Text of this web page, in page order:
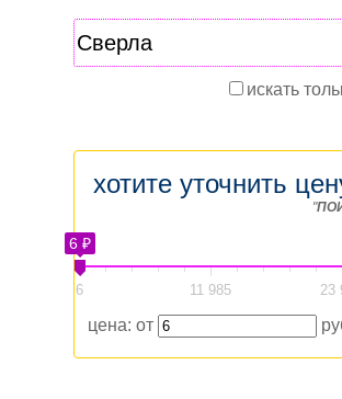
искать
хотите уточнить
"
6 ₽
6 11 985 23
цена: от